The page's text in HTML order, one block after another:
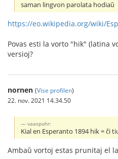
saman lingvon parolata hodiaŭ
https://eo.wikipedia.org/wiki/
Povas esti la vorto "hik" (latina
versioj?
nornen (Vise profilen)
22. nov. 2021 14.34.50
vaaspuhr:
Kial en Esperanto 1894 hik = ĉi
Ambaŭ vortoj estas prunitaj el